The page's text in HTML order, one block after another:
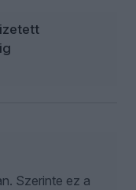
Szerinte ez a